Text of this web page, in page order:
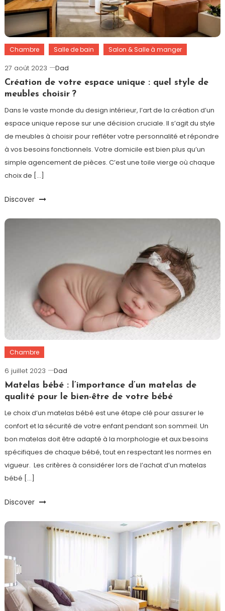
Chambre Salle de bain Salon & Salle à manger
27 août 2023
Dad
Création de votre espace unique : quel style de
meubles choisir ?
Dans le vaste monde du design intérieur, l’art de la création d’un
espace unique repose sur une décision cruciale. Il s’agit du style
de meubles à choisir pour refléter votre personnalité et répondre
à vos besoins fonctionnels. Votre domicile est bien plus qu’un
simple agencement de pièces. C’est une toile vierge où chaque
choix de […]
Discover
Chambre
6 juillet 2023
Dad
Matelas bébé : l’importance d’un matelas de
qualité pour le bien-être de votre bébé
Le choix d’un matelas bébé est une étape clé pour assurer le
confort et la sécurité de votre enfant pendant son sommeil. Un
bon matelas doit être adapté à la morphologie et aux besoins
spécifiques de chaque bébé, tout en respectant les normes en
vigueur. Les critères à considérer lors de l’achat d’un matelas
bébé […]
Discover